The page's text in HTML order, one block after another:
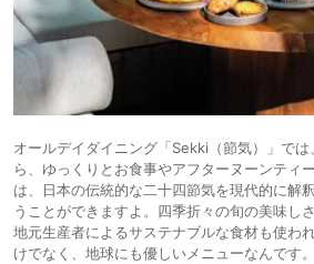
オールデイダイニング「Sekki（節気）」で
ら、ゆっくりとお食事やアフターヌーンティ
は、日本の伝統的な二十四節気を現代的に解
うことができますよ。四季折々の旬の美味し
地元生産者によるサステナブルな食材も使わ
けでなく、地球にも優しいメニューなんです。